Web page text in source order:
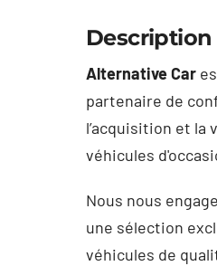
Description
Alternative Car
partenaire de
l’acquisition et la
véhicules
Nous nous
une sélection
véhicules de